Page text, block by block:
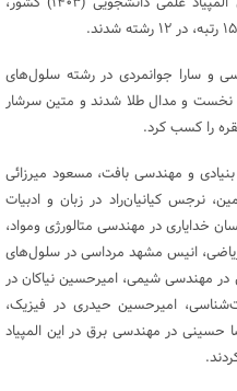
و سارا جوانمردی در رشته سلول‌های
نخست و مدال طلا شدند و متین سرشار
را کسب کرد.
و مهندسی بافت، مسعود میرزائی
نرجس کیانیان‌راد در زبان و ادبیات
خدایاری در مهندسی متالورژی ومواد،
ریاضی، انیس مشهد مرداسی در سلول‌های
مهندسی شیمی، امیرحسین نیاکان در
امیرحسین حیدری در فیزیک،
حسینی در مهندسی برق در این المپیاد